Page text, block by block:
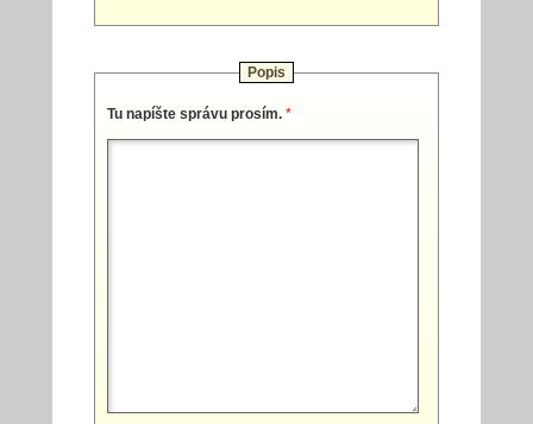
Popis
Tu napíšte správu prosím. *